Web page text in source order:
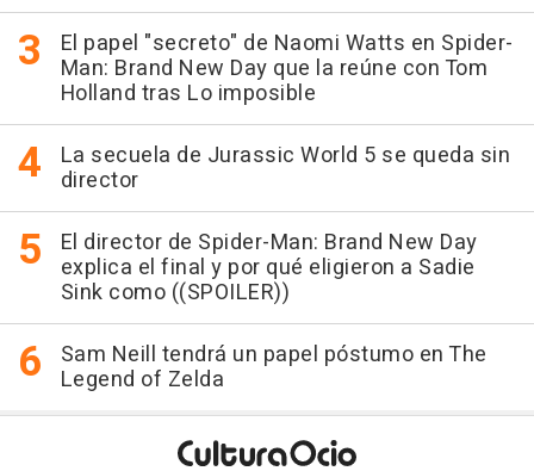
El papel "secreto" de Naomi Watts en Spider-
Man: Brand New Day que la reúne con Tom
Holland tras Lo imposible
La secuela de Jurassic World 5 se queda sin
director
El director de Spider-Man: Brand New Day
explica el final y por qué eligieron a Sadie
Sink como ((SPOILER))
Sam Neill tendrá un papel póstumo en The
Legend of Zelda